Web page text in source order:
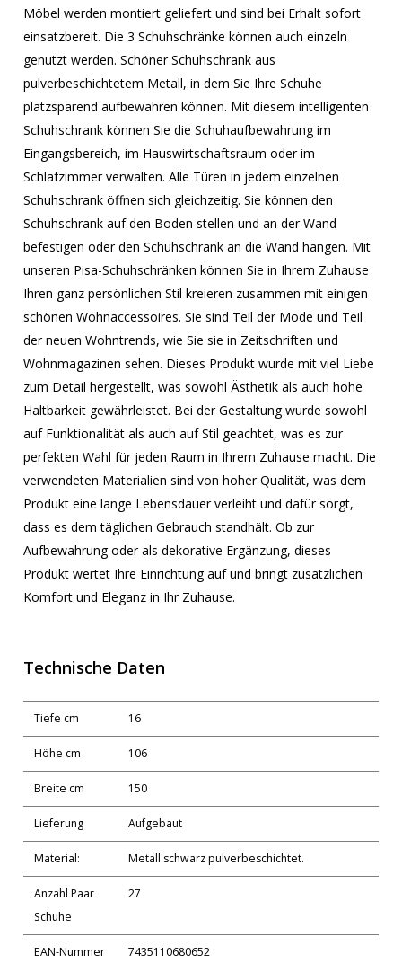
Möbel werden montiert geliefert und sind bei Erhalt sofort
einsatzbereit. Die 3 Schuhschränke können auch einzeln
genutzt werden. Schöner Schuhschrank aus
pulverbeschichtetem Metall, in dem Sie Ihre Schuhe
platzsparend aufbewahren können. Mit diesem intelligenten
Schuhschrank können Sie die Schuhaufbewahrung im
Eingangsbereich, im Hauswirtschaftsraum oder im
Schlafzimmer verwalten. Alle Türen in jedem einzelnen
Schuhschrank öffnen sich gleichzeitig. Sie können den
Schuhschrank auf den Boden stellen und an der Wand
befestigen oder den Schuhschrank an die Wand hängen. Mit
unseren Pisa-Schuhschränken können Sie in Ihrem Zuhause
Ihren ganz persönlichen Stil kreieren zusammen mit einigen
schönen Wohnaccessoires. Sie sind Teil der Mode und Teil
der neuen Wohntrends, wie Sie sie in Zeitschriften und
Wohnmagazinen sehen. Dieses Produkt wurde mit viel Liebe
zum Detail hergestellt, was sowohl Ästhetik als auch hohe
Haltbarkeit gewährleistet. Bei der Gestaltung wurde sowohl
auf Funktionalität als auch auf Stil geachtet, was es zur
perfekten Wahl für jeden Raum in Ihrem Zuhause macht. Die
verwendeten Materialien sind von hoher Qualität, was dem
Produkt eine lange Lebensdauer verleiht und dafür sorgt,
dass es dem täglichen Gebrauch standhält. Ob zur
Aufbewahrung oder als dekorative Ergänzung, dieses
Produkt wertet Ihre Einrichtung auf und bringt zusätzlichen
Komfort und Eleganz in Ihr Zuhause.
Technische Daten
Tiefe cm 16
Höhe cm 106
Breite cm 150
Lieferung Aufgebaut
Material: Metall schwarz pulverbeschichtet.
Anzahl Paar
Schuhe
27
EAN-Nummer 7435110680652